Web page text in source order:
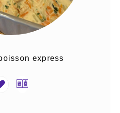
express